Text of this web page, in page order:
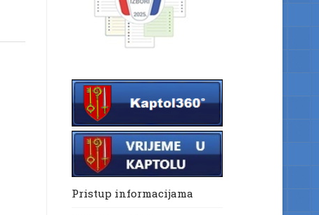
Pristup informacijama